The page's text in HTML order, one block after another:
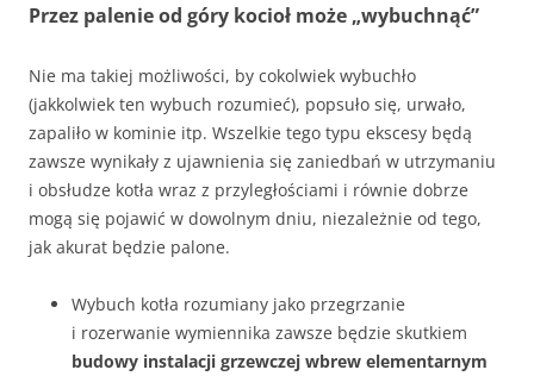
Przez palenie od góry kocioł może „wybuchnąć”
Nie ma takiej możliwości, by cokolwiek wybuchło
(jakkolwiek ten wybuch rozumieć), popsuło się, urwało,
zapaliło w kominie itp. Wszelkie tego typu ekscesy będą
zawsze wynikały z ujawnienia się zaniedbań w utrzymaniu
i obsłudze kotła wraz z przyległościami i równie dobrze
mogą się pojawić w dowolnym dniu, niezależnie od tego,
jak akurat będzie palone.
Wybuch kotła rozumiany jako przegrzanie
i rozerwanie wymiennika zawsze będzie skutkiem
budowy instalacji grzewczej wbrew elementarnym